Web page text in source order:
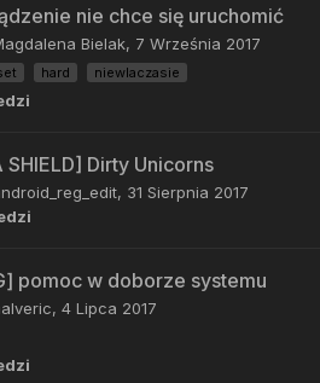
nie chce się uruchomić
Bielak, 7 Września 2017
hard niewlaczasie
SHIELD] Dirty Unicorns
, 31 Sierpnia 2017
pomoc w doborze systemu
, 4 Lipca 2017